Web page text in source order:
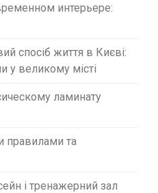
интерьере:
спосіб життя в Києві:
у великому місті
ламинату
правилами та
і тренажерний зал